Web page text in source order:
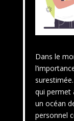
Dans le
qui permet
un océan
personnel